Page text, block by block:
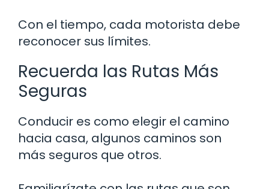
Con el tiempo, cada motorista debe
reconocer sus límites.
Recuerda las Rutas Más
Seguras
Conducir es como elegir el camino
hacia casa, algunos caminos son
más seguros que otros.